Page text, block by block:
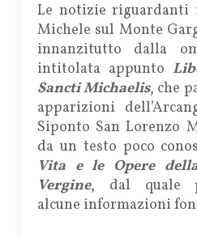
Le notizie riguardanti
Michele sul Monte
innanzitutto dalla
intitolata appunto
Sancti Michaelis, che
apparizioni
Siponto San Lorenzo
da un testo poco
Vita e le Opere
Vergine, dal quale
alcune informazioni